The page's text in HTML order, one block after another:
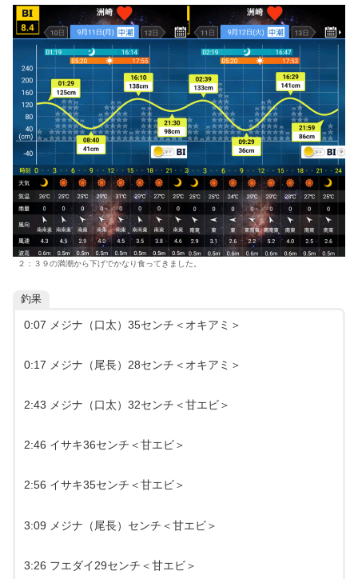
２：３９の満潮から下げでかなり食ってきました。
釣果
0:07 メジナ（口太）35センチ＜オキアミ＞
0:17 メジナ（尾長）28センチ＜オキアミ＞
2:43 メジナ（口太）32センチ＜甘エビ＞
2:46 イサキ36センチ＜甘エビ＞
2:56 イサキ35センチ＜甘エビ＞
3:09 メジナ（尾長）センチ＜甘エビ＞
3:26 フエダイ29センチ＜甘エビ＞